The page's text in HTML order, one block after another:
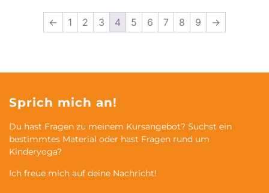
← 1 2 3 4 5 6 7 8 9 →
Sprich mich an!
Du hast Fragen zu meinem Kursangebot? Suchst ein
bestimmtes Material oder hast Fragen rund um
Kinderyoga?
Ich freue mich auf deine Nachricht!